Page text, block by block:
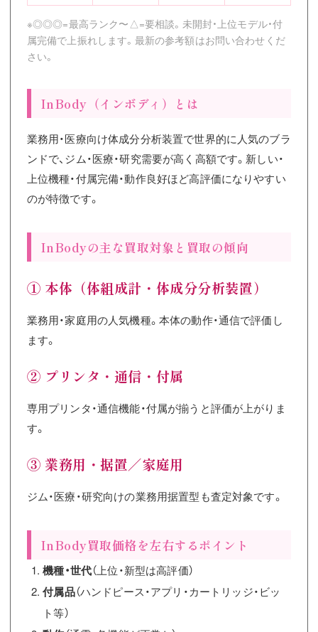
※◎◎◎=最高ランク〜△=要相談。未開封・上位モデル・付
属完備で上振れします。最新の参考額はお問い合わせくだ
さい。
InBody（インボディ）とは
業務用・医療向け体成分分析装置で世界的に人気のブラ
ンドで、ジム・医療・研究需要が高く高額です。新しい・
上位機種・付属完備・動作良好ほど高評価になりやすい
のが特徴です。
InBodyの主な買取対象と買取の傾向
① 本体（体組成計・体成分分析装置）
業務用・家庭用の人気機種。本体の動作・通信で評価し
ます。
② プリンタ・通信・付属
専用プリンタ・通信機能・付属が揃うと評価が上がりま
す。
③ 業務用・据置／家庭用
ジム・医療・研究向けの業務用据置型も査定対象です。
InBody買取価格を左右するポイント
機種・世代（上位・新型は高評価）
付属品（ハンドピース・アプリ・カートリッジ・ビッ
ト等）